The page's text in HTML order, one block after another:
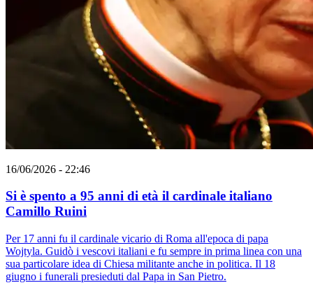
16/06/2026 - 22:46
Si è spento a 95 anni di età il cardinale italiano
Camillo Ruini
Per 17 anni fu il cardinale vicario di Roma all'epoca di papa
Wojtyla. Guidò i vescovi italiani e fu sempre in prima linea con una
sua particolare idea di Chiesa militante anche in politica. Il 18
giugno i funerali presieduti dal Papa in San Pietro.